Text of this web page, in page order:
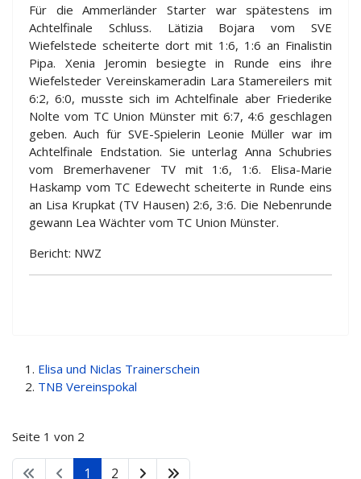
Für die Ammerländer Starter war spätestens im
Achtelfinale Schluss. Lätizia Bojara vom SVE
Wiefelstede scheiterte dort mit 1:6, 1:6 an Finalistin
Pipa. Xenia Jeromin besiegte in Runde eins ihre
Wiefelsteder Vereinskameradin Lara Stamereilers mit
6:2, 6:0, musste sich im Achtelfinale aber Friederike
Nolte vom TC Union Münster mit 6:7, 4:6 geschlagen
geben. Auch für SVE-Spielerin Leonie Müller war im
Achtelfinale Endstation. Sie unterlag Anna Schubries
vom Bremerhavener TV mit 1:6, 1:6. Elisa-Marie
Haskamp vom TC Edewecht scheiterte in Runde eins
an Lisa Krupkat (TV Hausen) 2:6, 3:6. Die Nebenrunde
gewann Lea Wächter vom TC Union Münster.
Bericht: NWZ
Elisa und Niclas Trainerschein
TNB Vereinspokal
Seite 1 von 2
1 2